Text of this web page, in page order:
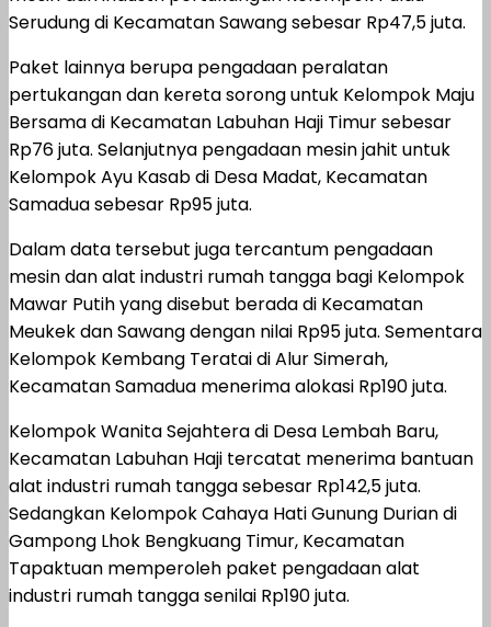
Serudung di Kecamatan Sawang sebesar Rp47,5 juta.
Paket lainnya berupa pengadaan peralatan
pertukangan dan kereta sorong untuk Kelompok Maju
Bersama di Kecamatan Labuhan Haji Timur sebesar
Rp76 juta. Selanjutnya pengadaan mesin jahit untuk
Kelompok Ayu Kasab di Desa Madat, Kecamatan
Samadua sebesar Rp95 juta.
Dalam data tersebut juga tercantum pengadaan
mesin dan alat industri rumah tangga bagi Kelompok
Mawar Putih yang disebut berada di Kecamatan
Meukek dan Sawang dengan nilai Rp95 juta. Sementara
Kelompok Kembang Teratai di Alur Simerah,
Kecamatan Samadua menerima alokasi Rp190 juta.
Kelompok Wanita Sejahtera di Desa Lembah Baru,
Kecamatan Labuhan Haji tercatat menerima bantuan
alat industri rumah tangga sebesar Rp142,5 juta.
Sedangkan Kelompok Cahaya Hati Gunung Durian di
Gampong Lhok Bengkuang Timur, Kecamatan
Tapaktuan memperoleh paket pengadaan alat
industri rumah tangga senilai Rp190 juta.